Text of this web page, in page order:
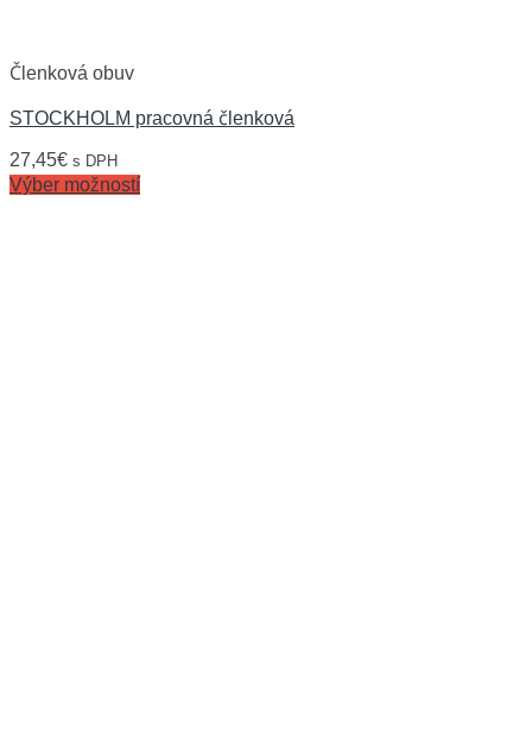
Členková obuv
STOCKHOLM pracovná členková
27,45€ s DPH
Výber možností